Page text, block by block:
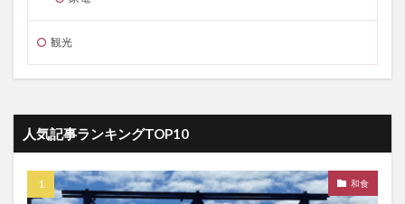
観光
人気記事ランキングTOP10
和食